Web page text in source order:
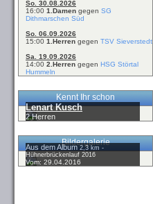
So. 30.08.2026
16:00 1.Damen gegen SG
Dithmarschen Süd
So. 06.09.2026
15:00 1.Herren gegen TSV Sieverstedt
Sa. 19.09.2026
14:00 2.Herren gegen HSG Störtal
Hummeln
Kennt Ihr schon
Lenart Kusch
2.Herren
Bildergalerie
Aus dem Album2,3 km -
Hühnerbrückenlauf 2016
Vom: 29.04.2016